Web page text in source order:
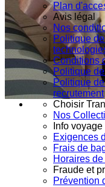
Plan
Avis légal
Nos
Politique
Conditions
Politique
Politique
recrutement
Choisir
Nos
Info voyage
Exigences
Frais de
Horaires
Fraude et
Prévention